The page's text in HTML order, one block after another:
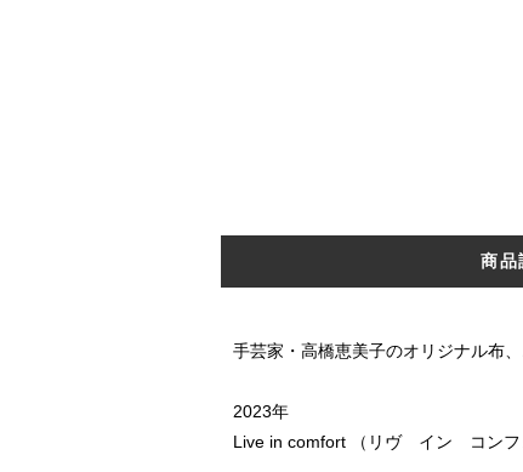
商品
手芸家・高橋恵美子のオリジナル布
2023年
Live in comfort （リヴ イン コンフ